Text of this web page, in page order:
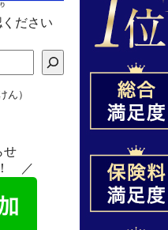
ださい
ん）
せ
／